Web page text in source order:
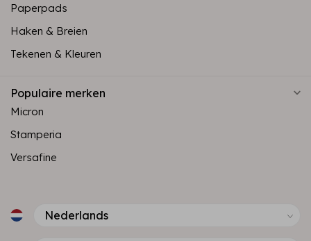
Paperpads
Haken & Breien
Tekenen & Kleuren
Populaire merken
Micron
Stamperia
Versafine